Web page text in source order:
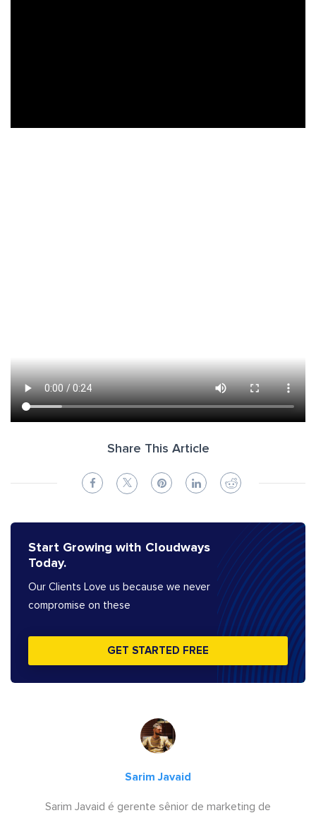
Share This Article
Start Growing with Cloudways
Today.
Our Clients Love us because we never
compromise on these
GET STARTED FREE
Sarim Javaid
Sarim Javaid é gerente sênior de marketing de